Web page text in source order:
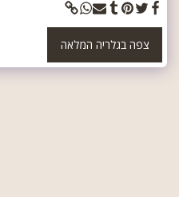
צפה בגלריה המלאה